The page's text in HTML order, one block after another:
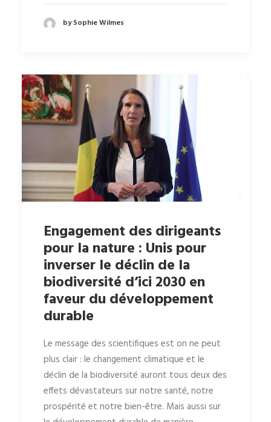
by Sophie Wilmes
Engagement des dirigeants
pour la nature : Unis pour
inverser le déclin de la
biodiversité d’ici 2030 en
faveur du développement
durable
Le message des scientifiques est on ne peut
plus clair : le changement climatique et le
déclin de la biodiversité auront tous deux des
effets dévastateurs sur notre santé, notre
prospérité et notre bien-être. Mais aussi sur